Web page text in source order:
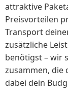
attraktive
Preisvorteilen
Transport
zusätzliche
benötigst – wir
zusammen, die
dabei dein